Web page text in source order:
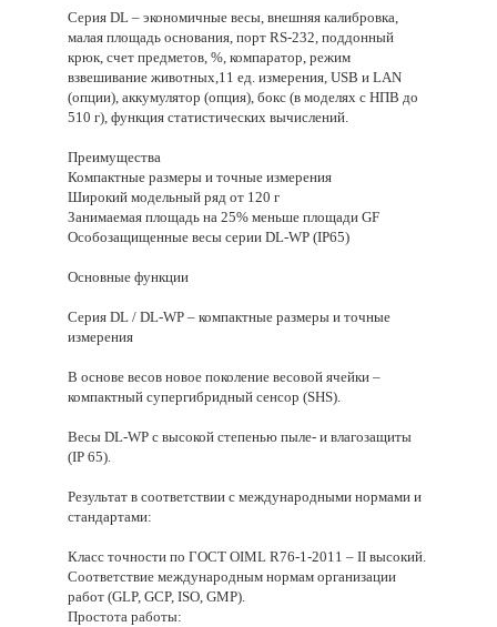
Серия DL – экономичные весы, внешняя калибровка,
малая площадь основания, порт RS-232, поддонный
крюк, счет предметов, %, компаратор, режим
взвешивание животных,11 ед. измерения, USB и LAN
(опции), аккумулятор (опция), бокс (в моделях с НПВ до
510 г), функция статистических вычислений.
Преимущества
Компактные размеры и точные измерения
Широкий модельный ряд от 120 г
Занимаемая площадь на 25% меньше площади GF
Особозащищенные весы серии DL-WP (IP65)
Основные функции
Серия DL / DL-WP – компактные размеры и точные
измерения
В основе весов новое поколение весовой ячейки –
компактный супергибридный сенсор (SHS).
Весы DL-WP с высокой степенью пыле- и влагозащиты
(IP 65).
Результат в соответствии с международными нормами и
стандартами:
Класс точности по ГОСТ OIML R76-1-2011 – II высокий.
Соответствие международным нормам организации
работ (GLP, GCP, ISO, GMP).
Простота работы: